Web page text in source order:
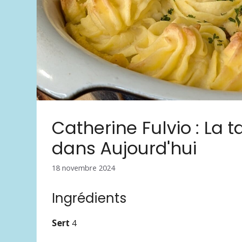
Catherine Fulvio : La
dans Aujourd'hui
18 novembre 2024
Ingrédients
Sert 4